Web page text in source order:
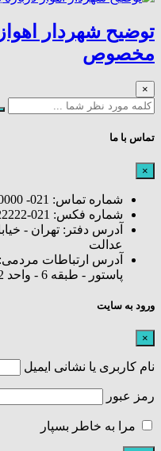
توضیح شهردار
مخصوص
×
تماس با ما
×
شماره تماس: 021- 000000
شماره فکس: 021-222222
آدرس دفتر: تهران -
عدالت
آدرس ارتباطات مردمی:
پاستور - طبقه 6 - واحد 12
ورود به سایت
×
نام کاربری یا نشانی ایمیل
رمز عبور
مرا به خاطر بسپار